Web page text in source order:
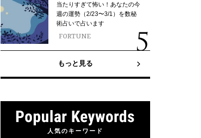
当たりすぎて怖い！あなたの今
週の運勢（2/23〜3/1）を数秘
術占いで占います
FORTUNE
もっと見る
人気のキーワード